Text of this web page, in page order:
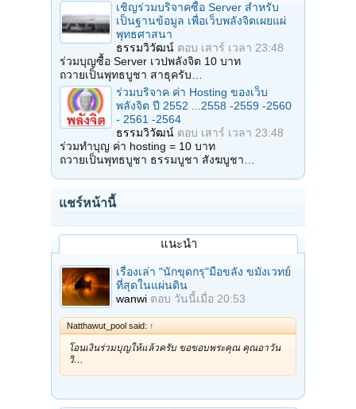
ลิงค์ที่เกี่ยวข้อง ขอแนะนำ
รับกรรมฐานให้ถูกกับจริตของตน
อันนี้ของพระสารีบุตร
เชิญร่วมบริจาคซื้อ Server สำหรับ
เป็นฐานข้อมูล เพื่อเว็บพลังจิตเผยแผ่
พุทธศาสนา
ธรรมวิวัฒน์ ตอบ เสาร์ เวลา 23:48
ร่วมบุญซื้อ Server เวปพลังจิต 10 บาท
ถวายเป็นพุทธบูชา สาธุครับ…
ร่วมบริจาค ค่า Hosting ของเว็บ
พลังจิต ปี 2552 ...2558 -2559 -2560
- 2561 -2564
ธรรมวิวัฒน์ ตอบ เสาร์ เวลา 23:48
ร่วมทำบุญ ค่า hosting = 10 บาท
ถวายเป็นพุทธบูชา ธรรมบูชา สังฆบูชา…
แชร์หน้านี้
แนะนำ
เรื่องเล่า "นักขุดกรุ"มือขลัง ขมังเวทย์
ที่สุดในแผ่นดิน
wanwi ตอบ วันนี้เมื่อ 20:53
Natthawut_pool said: ↑
โอนเงินร่วมบุญให้แล้วครับ ขอขอบพระคุณ คุณอาวัน
วิ…